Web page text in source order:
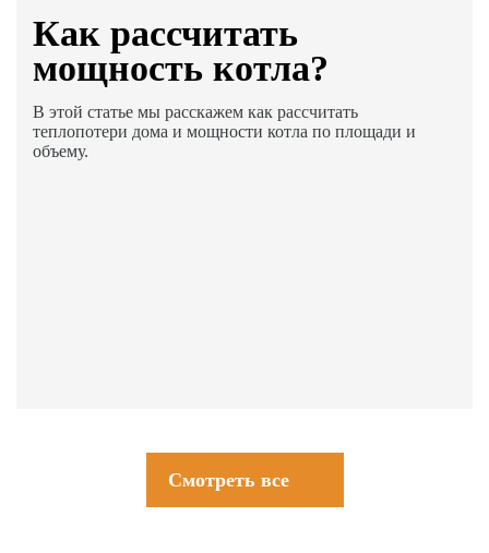
Как раcсчитать
мощность котла?
В этой статье мы расскажем как рассчитать
теплопотери дома и мощности котла по площади и
объему.
Смотреть все